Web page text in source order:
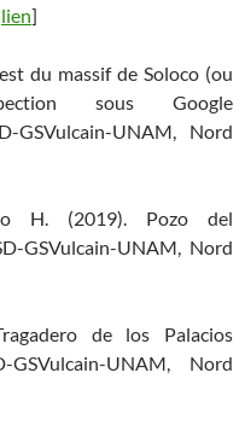
lien]
du massif de Soloco (ou
sous Google
GSVulcain-UNAM, Nord
H. (2019). Pozo del
GSVulcain-UNAM, Nord
de los Palacios
GSVulcain-UNAM, Nord